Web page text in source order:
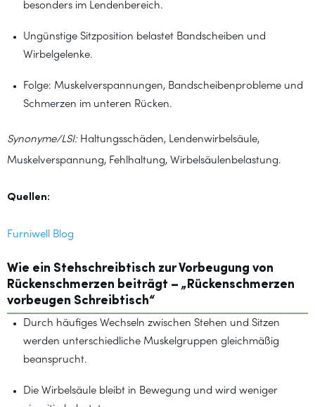
besonders im Lendenbereich.
Ungünstige Sitzposition belastet Bandscheiben und
Wirbelgelenke.
Folge: Muskelverspannungen, Bandscheibenprobleme und
Schmerzen im unteren Rücken.
Synonyme/LSI:Haltungsschäden, Lendenwirbelsäule,
Muskelverspannung, Fehlhaltung, Wirbelsäulenbelastung.
Quellen:
Furniwell Blog
Wie ein Stehschreibtisch zur Vorbeugung von
Rückenschmerzen beiträgt – „Rückenschmerzen
vorbeugen Schreibtisch“
Durch häufiges Wechseln zwischen Stehen und Sitzen
werden unterschiedliche Muskelgruppen gleichmäßig
beansprucht.
Die Wirbelsäule bleibt in Bewegung und wird weniger